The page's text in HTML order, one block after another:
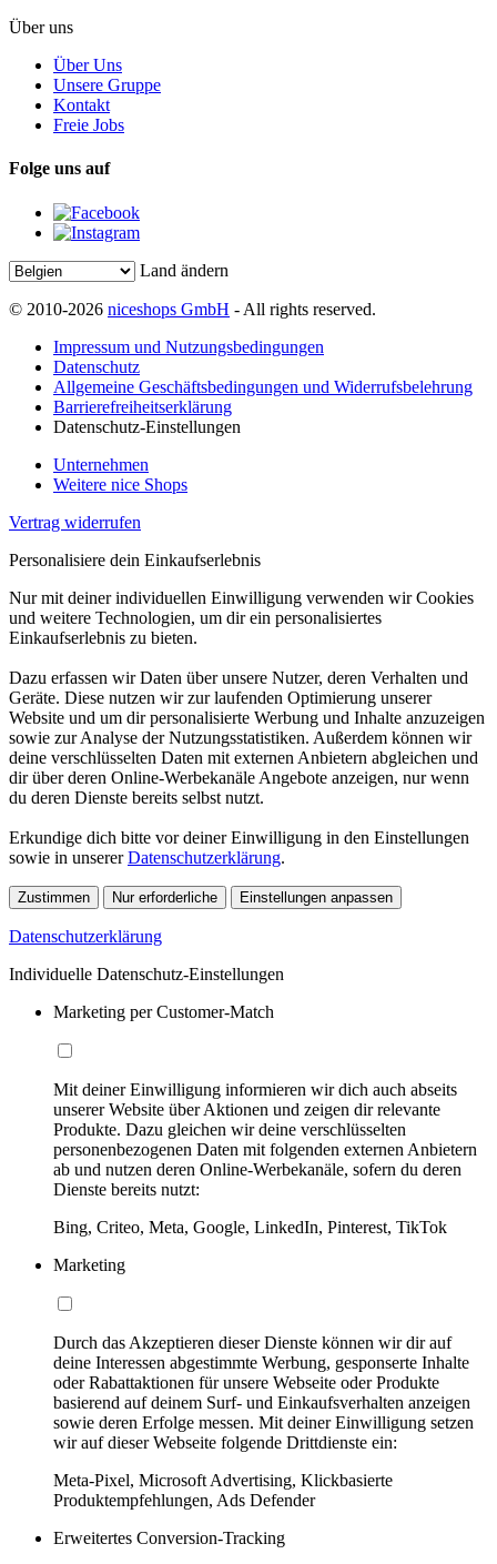
Über uns
Über Uns
Unsere Gruppe
Kontakt
Freie Jobs
Folge uns auf
Land ändern
© 2010-2026 niceshops GmbH - All rights reserved.
Impressum und Nutzungsbedingungen
Datenschutz
Allgemeine Geschäftsbedingungen und Widerrufsbelehrung
Barrierefreiheitserklärung
Datenschutz-Einstellungen
Unternehmen
Weitere nice Shops
Vertrag widerrufen
Personalisiere dein Einkaufserlebnis
Nur mit deiner individuellen Einwilligung verwenden wir Cookies
und weitere Technologien, um dir ein personalisiertes
Einkaufserlebnis zu bieten.
Dazu erfassen wir Daten über unsere Nutzer, deren Verhalten und
Geräte. Diese nutzen wir zur laufenden Optimierung unserer
Website und um dir personalisierte Werbung und Inhalte anzuzeigen
sowie zur Analyse der Nutzungsstatistiken. Außerdem können wir
deine verschlüsselten Daten mit externen Anbietern abgleichen und
dir über deren Online-Werbekanäle Angebote anzeigen, nur wenn
du deren Dienste bereits selbst nutzt.
Erkundige dich bitte vor deiner Einwilligung in den Einstellungen
sowie in unsererDatenschutzerklärung.
Zustimmen Nur erforderliche Einstellungen anpassen
Datenschutzerklärung
Individuelle Datenschutz-Einstellungen
Marketing per Customer-Match
Mit deiner Einwilligung informieren wir dich auch abseits
unserer Website über Aktionen und zeigen dir relevante
Produkte. Dazu gleichen wir deine verschlüsselten
personenbezogenen Daten mit folgenden externen Anbietern
ab und nutzen deren Online-Werbekanäle, sofern du deren
Dienste bereits nutzt:
Bing, Criteo, Meta, Google, LinkedIn, Pinterest, TikTok
Marketing
Durch das Akzeptieren dieser Dienste können wir dir auf
deine Interessen abgestimmte Werbung, gesponserte Inhalte
oder Rabattaktionen für unsere Webseite oder Produkte
basierend auf deinem Surf- und Einkaufsverhalten anzeigen
sowie deren Erfolge messen. Mit deiner Einwilligung setzen
wir auf dieser Webseite folgende Drittdienste ein:
Meta-Pixel, Microsoft Advertising, Klickbasierte
Produktempfehlungen, Ads Defender
Erweitertes Conversion-Tracking